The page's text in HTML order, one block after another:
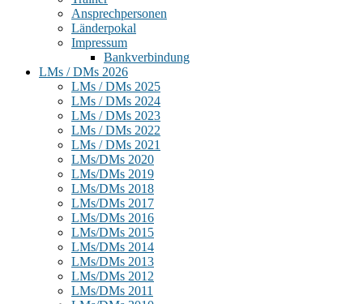
Ansprechpersonen
Länderpokal
Impressum
Bankverbindung
LMs / DMs 2026
LMs / DMs 2025
LMs / DMs 2024
LMs / DMs 2023
LMs / DMs 2022
LMs / DMs 2021
LMs/DMs 2020
LMs/DMs 2019
LMs/DMs 2018
LMs/DMs 2017
LMs/DMs 2016
LMs/DMs 2015
LMs/DMs 2014
LMs/DMs 2013
LMs/DMs 2012
LMs/DMs 2011